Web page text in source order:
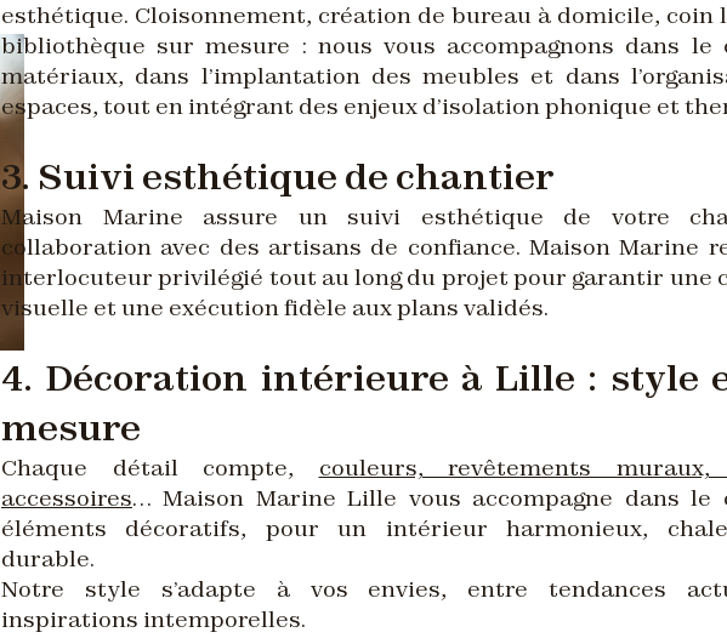
esthétique. Cloisonnement, création de bureau à domicile, coin
bibliothèque sur mesure : nous vous accompagnons dans le
matériaux, dans l’implantation des meubles et dans
espaces, tout en intégrant des enjeux d’isolation phonique et
3. Suivi esthétique de chantier
Maison Marine assure un suivi esthétique de votre
collaboration avec des artisans de confiance. Maison Marine
interlocuteur privilégié tout au long du projet pour garantir une
visuelle et une exécution fidèle aux plans validés.
4. Décoration intérieure à Lille : style
mesure
Chaque détail compte, couleurs, revêtements muraux,
accessoires… Maison Marine Lille vous accompagne dans le
éléments décoratifs, pour un intérieur harmonieux,
durable.
Notre style s’adapte à vos envies, entre tendances
inspirations intemporelles.